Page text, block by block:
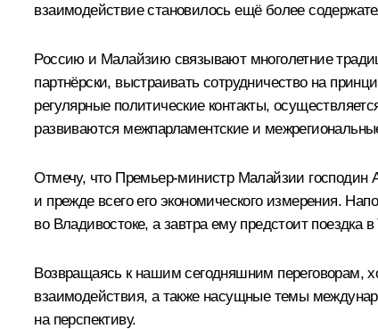
взаимодействие становилось ещё более
Россию и Малайзию связывают многолетние
партнёрски, выстраивать сотрудничество на
регулярные политические контакты,
развиваются межпарламентские и
Отмечу, что Премьер-министр Малайзии господин
и прежде всего его экономического измерения.
во Владивостоке, а завтра ему предстоит
Возвращаясь к нашим сегодняшним переговорам,
взаимодействия, а также насущные темы
на перспективу.